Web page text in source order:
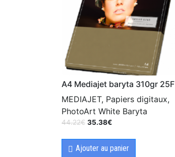
A4 Mediajet baryta 310gr 25F
MEDIAJET, Papiers digitaux,
PhotoArt White Baryta
44.22€ 35.38€
Ajouter au panier